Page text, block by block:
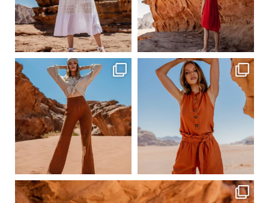
Сер 19 Сер 19
ebutikpl
Сер 19
ebutikpl
ebutikpl
Сер 17